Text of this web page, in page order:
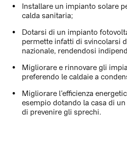
Installare un impianto solare
calda sanitaria;
Dotarsi di un impianto
permette infatti di svincolarsi
nazionale, rendendosi
Migliorare e rinnovare gli
preferendo le caldaie a
Migliorare l’efficienza
esempio dotando la casa di
di prevenire gli sprechi.